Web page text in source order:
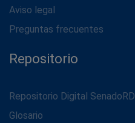
Aviso legal
Preguntas frecuentes
Repositorio
Repositorio Digital SenadoRD
Glosario